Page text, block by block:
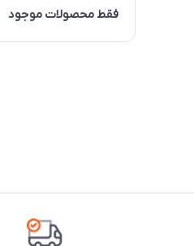
فقط محصولات موجود